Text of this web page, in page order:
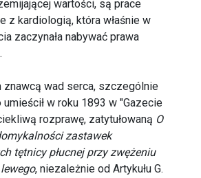
wartości, są prace
z kardiologią, która właśnie w
zaczynała nabywać prawa
znawcą wad serca, szczególnie
umieścił w roku 1893 w "Gazecie
rozprawę, zatytułowaną O
zastawek
tętnicy płucnej przy zwężeniu
, niezależnie od Artykułu G.